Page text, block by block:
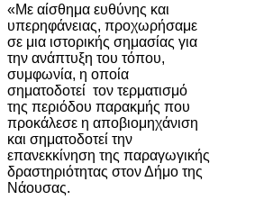
«Με αίσθημα ευθύνης και
υπερηφάνειας, προχωρήσαμε
σε μια ιστορικής σημασίας για
την ανάπτυξη του τόπου,
συμφωνία, η οποία
σηματοδοτεί τον τερματισμό
της περιόδου παρακμής που
προκάλεσε η αποβιομηχάνιση
και σηματοδοτεί την
επανεκκίνηση της παραγωγικής
δραστηριότητας στον Δήμο της
Νάουσας.